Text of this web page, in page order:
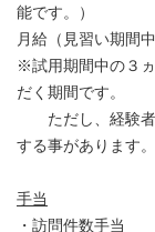
能です。）
月給（見習い期間
※試用期間中の３
だく期間です。
ただし、経験者
する事があります。
手当
・訪問件数手当